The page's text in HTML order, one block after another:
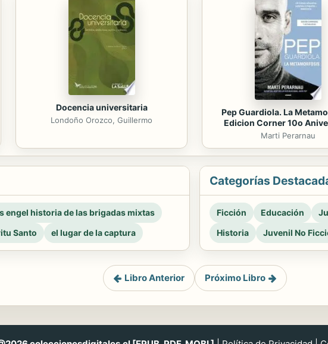
Docencia universitaria
Londoño Orozco, Guillermo
Pep Guardiola. La
Edicion Corner 10o
Marti Perarnau
engel historia de las brigadas mixtas
Santo el lugar de la captura
Categorías
Ficción Educación
Historia
Juvenil No
Libro Anterior Próximo Libro